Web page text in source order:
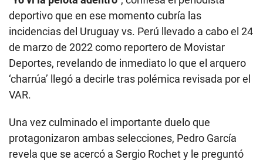
deportivo que en ese momento cubría las
incidencias del Uruguay vs. Perú llevado a cabo el 24
de marzo de 2022 como reportero de Movistar
Deportes, revelando de inmediato lo que el arquero
‘charrúa’ llegó a decirle tras polémica revisada por el
VAR.
Una vez culminado el importante duelo que
protagonizaron ambas selecciones, Pedro García
revela que se acercó a Sergio Rochet y le preguntó